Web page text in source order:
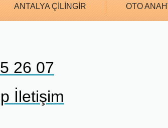
ANTALYA ÇİLİNGİR OTO
26 07
İletişim